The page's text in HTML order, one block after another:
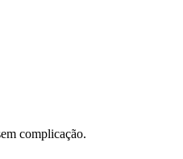
complicação.